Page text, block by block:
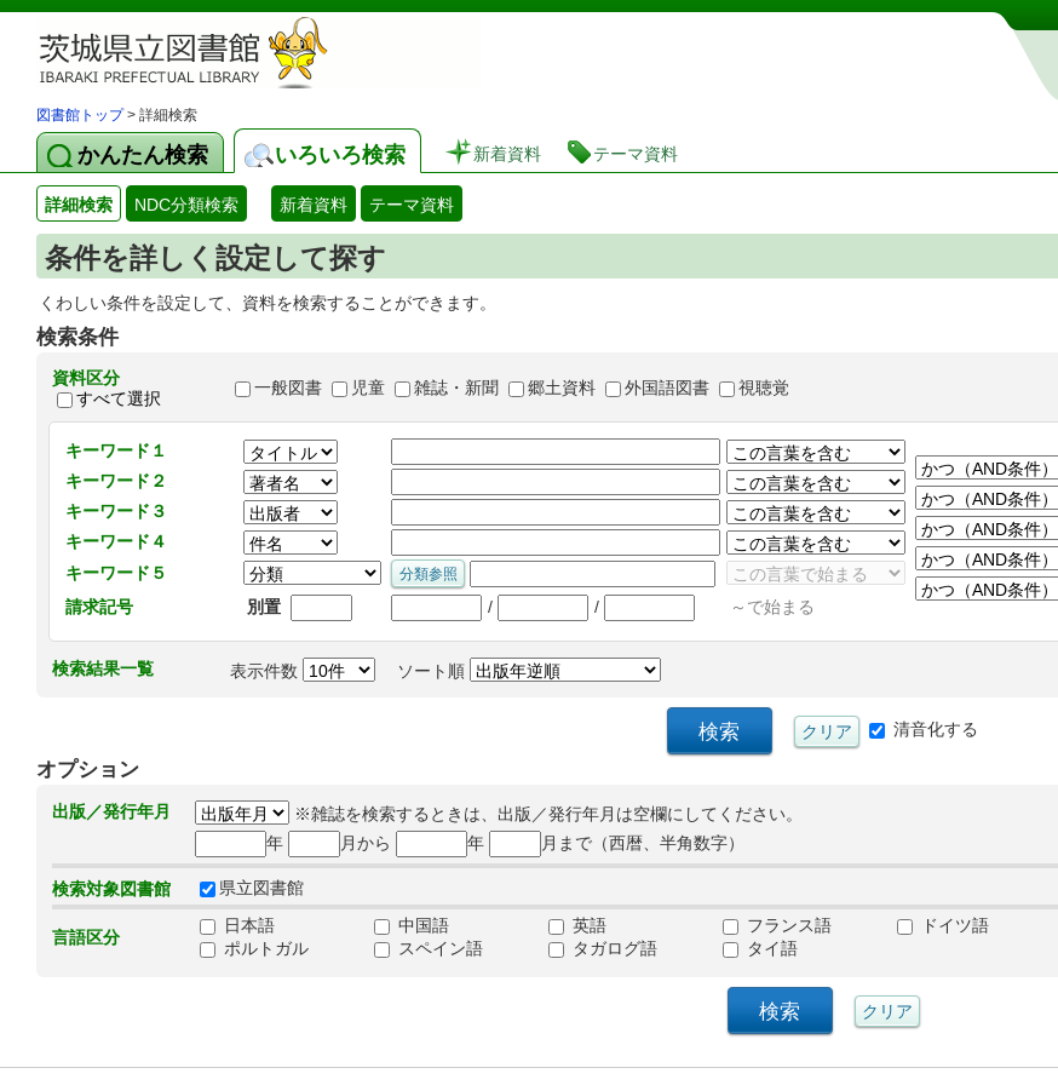
茨城県立図書館 蔵書検索・予約システム
図書館トップ> 詳細検索
かんたん検索 いろいろ検索 新着資料 テーマ資料
詳細検索 NDC分類検索 新着資料 テーマ資料
条件を詳しく設定して探す
くわしい条件を設定して、資料を検索することができます。
検索条件
資料区分
すべて選択
一般図書 児童 雑誌・新聞 郷土資料 外国語図書 視聴覚
キーワード１
キーワード２
キーワード３
キーワード４
キーワード５
請求記号
別置 / / ～で始まる
検索結果一覧 表示件数 ソート順
清音化する
オプション
出版／発行年月
※雑誌を検索するときは、出版／発行年月は空欄にしてください。
年
月から 年 月まで（西暦、半角数字）
検索対象図書館 県立図書館
言語区分
日本語 中国語 英語 フランス語 ドイツ語
ポルトガル
スペイン語 タガログ語 タイ語